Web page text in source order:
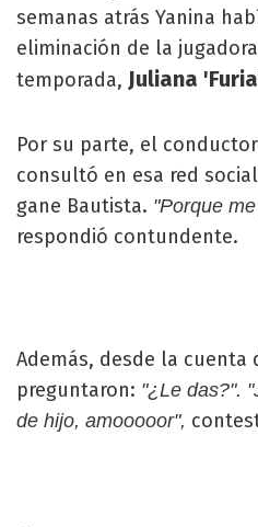
semanas atrás Yanina
eliminación de la
temporada, Juliana
Por su parte, el
consultó en esa red
gane Bautista. "Porque
respondió contundente.
Además, desde la cuenta
preguntaron: "¿Le das?".
de hijo, amooooor",